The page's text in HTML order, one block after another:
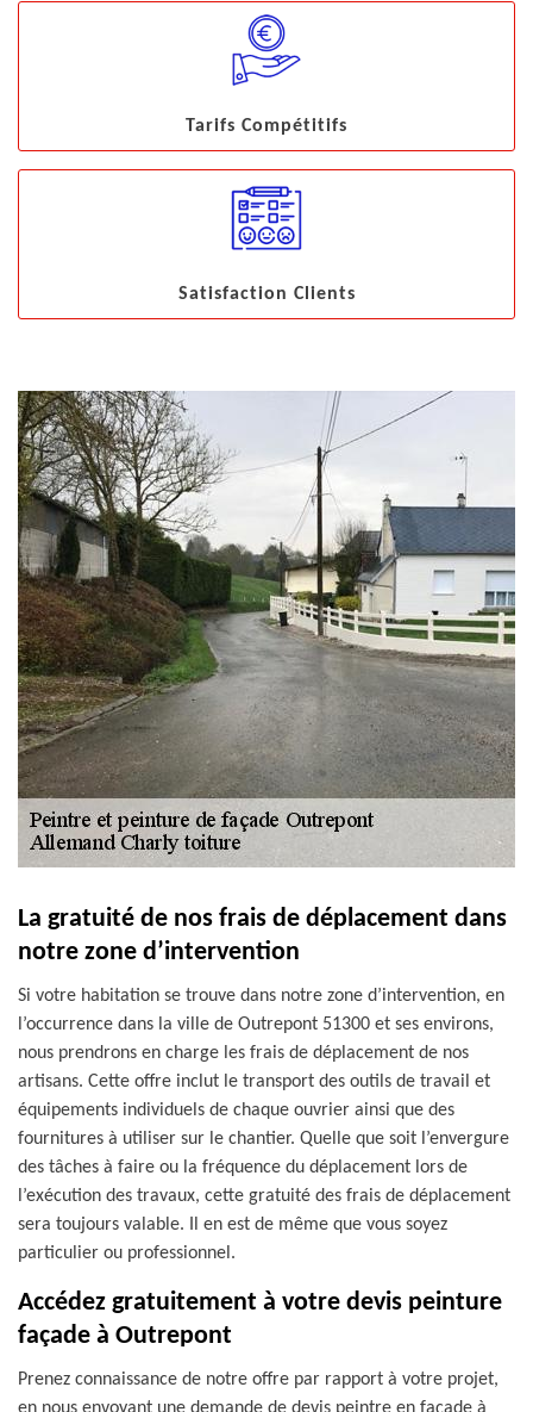
Tarifs Compétitifs
Satisfaction Clients
La gratuité de nos frais de déplacement dans
notre zone d’intervention
Si votre habitation se trouve dans notre zone d’intervention, en
l’occurrence dans la ville de Outrepont 51300 et ses environs,
nous prendrons en charge les frais de déplacement de nos
artisans. Cette offre inclut le transport des outils de travail et
équipements individuels de chaque ouvrier ainsi que des
fournitures à utiliser sur le chantier. Quelle que soit l’envergure
des tâches à faire ou la fréquence du déplacement lors de
l’exécution des travaux, cette gratuité des frais de déplacement
sera toujours valable. Il en est de même que vous soyez
particulier ou professionnel.
Accédez gratuitement à votre devis peinture
façade à Outrepont
Prenez connaissance de notre offre par rapport à votre projet,